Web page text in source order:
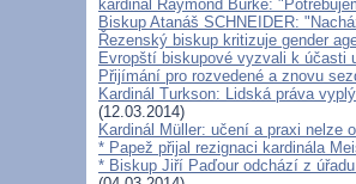
kardinál Raymond Burke:
Biskup Atanáš SCHNEIDER:
Řezenský biskup kritizuje gender
Evropští biskupové vyzvali k účasti
Přijímání pro rozvedené a znovu
Kardinál Turkson: Lidská práva
(12.03.2014)
Kardinál Müller: učení a praxi nelze
* Papež přijal rezignaci kardinála
* Biskup Jiří Paďour odchází z